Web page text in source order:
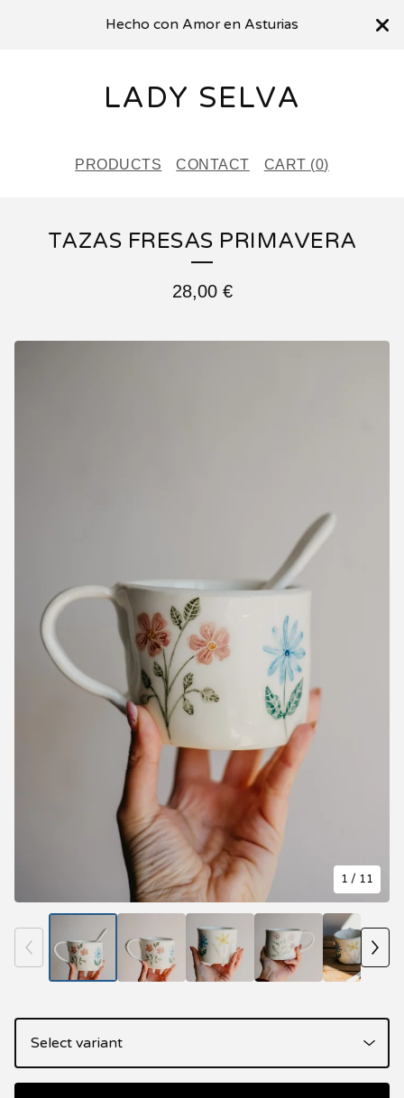
Hecho con Amor en Asturias
LADY SELVA
PRODUCTS CONTACT CART (0)
TAZAS FRESAS PRIMAVERA
28,00 €
1 / 11